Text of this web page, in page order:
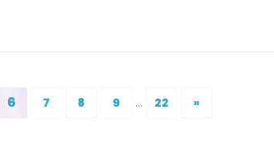
6 7 8 9 ... 22 »